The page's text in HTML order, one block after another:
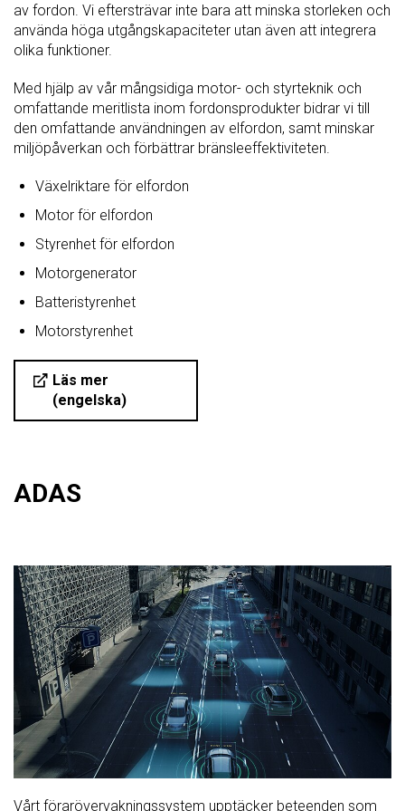
av fordon. Vi eftersträvar inte bara att minska storleken och
använda höga utgångskapaciteter utan även att integrera
olika funktioner.
Med hjälp av vår mångsidiga motor- och styrteknik och
omfattande meritlista inom fordonsprodukter bidrar vi till
den omfattande användningen av elfordon, samt minskar
miljöpåverkan och förbättrar bränsleeffektiviteten.
Växelriktare för elfordon
Motor för elfordon
Styrenhet för elfordon
Motorgenerator
Batteristyrenhet
Motorstyrenhet
Läs mer
(engelska)
ADAS
Vårt förarövervakningssystem upptäcker beteenden som